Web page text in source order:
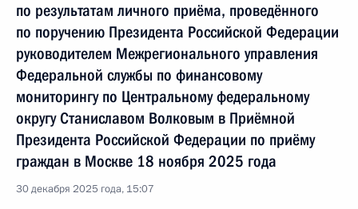
по результатам личного приёма, проведённого
по поручению Президента Российской Федерации
руководителем Межрегионального управления
Федеральной службы по финансовому
мониторингу по Центральному федеральному
округу Станиславом Волковым в Приёмной
Президента Российской Федерации по приёму
граждан в Москве 18 ноября 2025 года
30 декабря 2025 года, 15:07